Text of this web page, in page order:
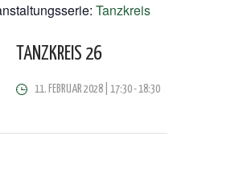
Tanzkreis
TANZKREIS 26
11. FEBRUAR 2028 | 17:30-18:30